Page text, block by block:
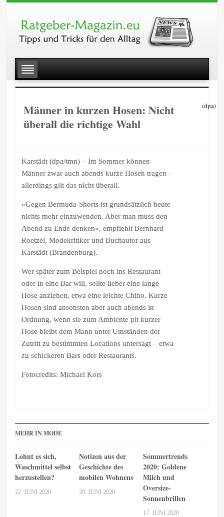
Männer in kurzen Hosen: Nicht
überall die richtige Wahl
(dpa)
Karstädt (dpa/tmn) – Im Sommer können
Männer zwar auch abends kurze Hosen tragen –
allerdings gilt das nicht überall.
«Gegen Bermuda-Shorts ist grundsätzlich heute
nichts mehr einzuwenden. Aber man muss den
Abend zu Ende denken», empfiehlt Bernhard
Roetzel, Modekritiker und Buchautor aus
Karstädt (Brandenburg).
Wer später zum Beispiel noch ins Restaurant
oder in eine Bar will, sollte lieber eine lange
Hose anziehen, etwa eine leichte Chino. Kurze
Hosen sind ansonsten aber auch abends in
Ordnung, wenn sie zum Ambiente pit kurzer
Hose bleibt dem Mann unter Umständen der
Zutritt zu bestimmten Locations untersagt – etwa
zu schickeren Bars oder Restaurants.
Fotocredits: Michael Kors
MEHR IN MODE
Lohnt es sich,
Waschmittel selbst
herzustellen?
22. JUNI 2020
Notizen aus der
Geschichte des
mobilen Wohnens
20. JUNI 2020
Sommertrends
2020: Goldene
Milch und
Oversize-
Sonnenbrillen
17. JUNI 2020